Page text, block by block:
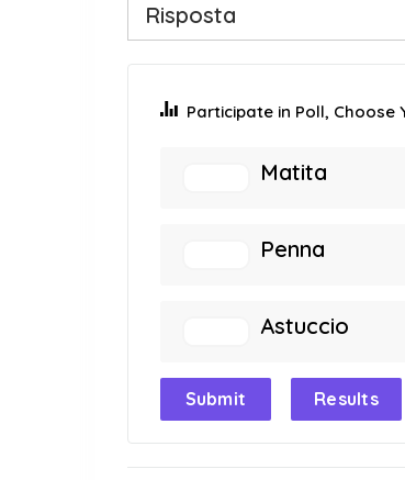
Risposta
Participate in Poll, Choose
Matita
Penna
Astuccio
Submit Results